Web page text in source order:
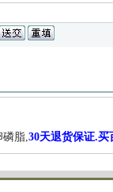
磷脂,30天退货保证.买